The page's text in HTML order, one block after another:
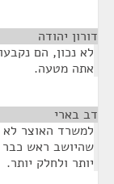
דורון יהודה
לא נכון, הם
אתה מטעה.
דב בארי
למשרד האוצר לא
שהיושב ראש כבר
יותר ולחלק יותר.